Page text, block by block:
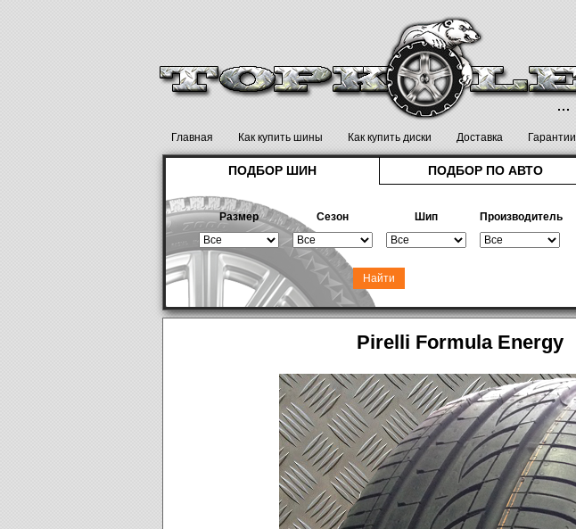
Главная Как купить шины Как купить диски Доставка Гарантии
ПОДБОР ШИН ПОДБОР ПО АВТО
Размер Сезон Шип Производитель
Pirelli Formula Energy